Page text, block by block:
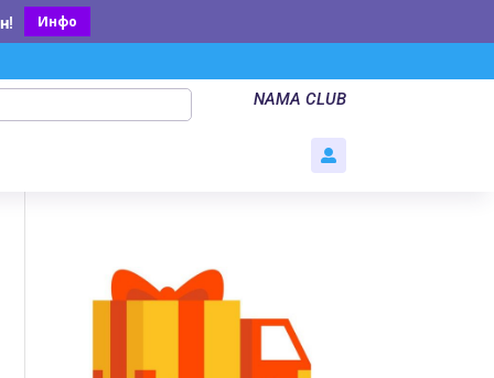
! Инфо
NAMA CLUB
